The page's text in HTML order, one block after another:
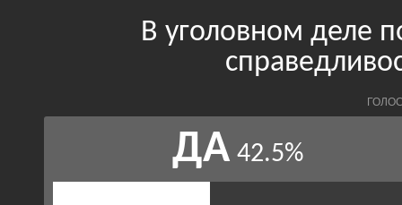
В уголовном деле
ДА 42.5%